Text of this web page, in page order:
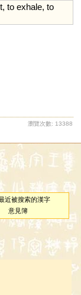
, to exhale, to
瀏覽次數: 13388
近被搜索的漢字
意見簿